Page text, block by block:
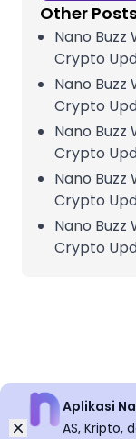
Other
Nano Buzz
Crypto
Nano Buzz
Crypto
Nano Buzz
Crypto
Nano Buzz
Crypto
Nano Buzz
Crypto
Dismiss
Aplikasi
AS, Kripto,